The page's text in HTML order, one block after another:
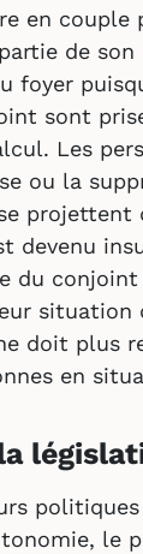
en couple
de
foyer
sont
Les
ou la
projettent
devenu
du conjoint
situation
doit plus
en
le